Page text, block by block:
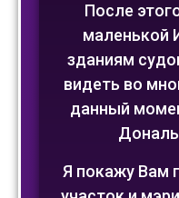
После
маленькой
зданиям
видеть во
данный
Я покажу Вам